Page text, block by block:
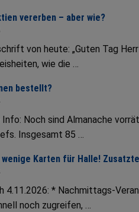
vererben – aber wie?
von heute: „Guten Tag
wie die …
bestellt?
Noch sind Almanache
Insgesamt 85 …
wenige Karten für Halle!
4.11.2026: * Nachmittags-
noch zugreifen, …